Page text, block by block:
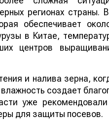
регионах страны.
обеспечивает
в Китае,
центров
и налива зерна,
создает
уже
для защиты посевов.